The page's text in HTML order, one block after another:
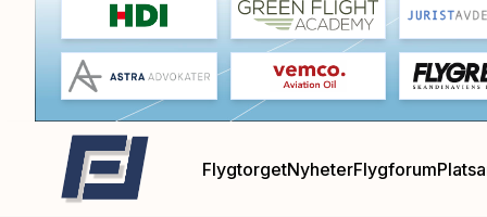
FlygtorgetNyheterFlygforum